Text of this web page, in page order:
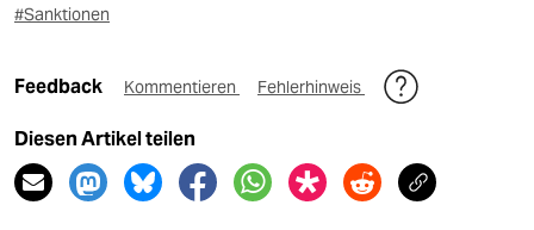
#Sanktionen
Feedback Kommentieren Fehlerhinweis
Diesen Artikel teilen